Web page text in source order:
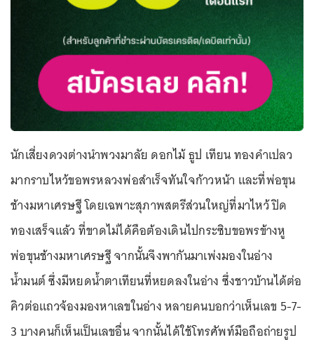
นักเสี่ยงดวงต่างนำพวงมาลัย ดอกไม้ ธูป เทียน ทองคำเปลว
มากราบไหว้ขอพรหลวงพ่อสำเร็จทันใจก้าวหน้า และที่พ่อขุน
ช้างมหาเศรษฐี โดยเฉพาะสุภาพสตรีส่วนใหญ่ที่มาไหว้ ปิด
ทองเสร็จแล้ว ที่ขาดไม่ได้คือต้องเดินไปกระซิบขอพรข้างหู
พ่อขุนช้างมหาเศรษฐี จากนั้นจึงพากันมาเพ่งมองในอ่าง
น้ำมนต์ ซึ่งมีหยดน้ำตาเทียนที่หยดลงในอ่าง ซึ่งชาวบ้านได้ต่อ
คิวต่อแถวจ้องมองหาเลขในอ่าง หลายคนบอกว่าเห็นเลข 5-7-
3 บางคนก็เห็นเป็นเลขอื่น จากนั้นได้ใช้โทรศัพท์มือถือถ่ายรูป